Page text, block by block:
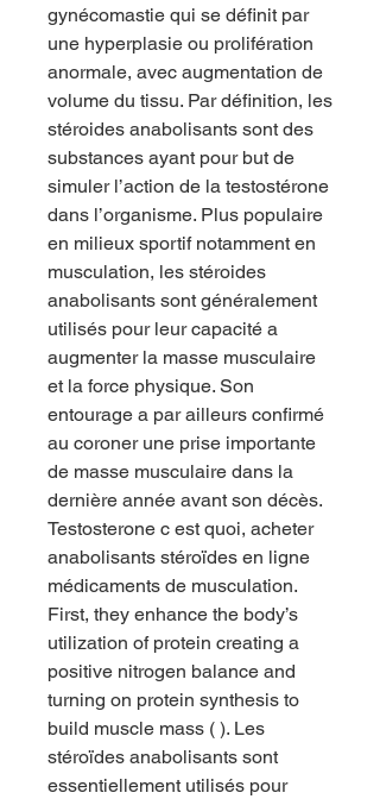
gynécomastie qui se définit par
une hyperplasie ou prolifération
anormale, avec augmentation de
volume du tissu. Par définition, les
stéroides anabolisants sont des
substances ayant pour but de
simuler l’action de la testostérone
dans l’organisme. Plus populaire
en milieux sportif notamment en
musculation, les stéroides
anabolisants sont généralement
utilisés pour leur capacité a
augmenter la masse musculaire
et la force physique. Son
entourage a par ailleurs confirmé
au coroner une prise importante
de masse musculaire dans la
dernière année avant son décès.
Testosterone c est quoi, acheter
anabolisants stéroïdes en ligne
médicaments de musculation.
First, they enhance the body’s
utilization of protein creating a
positive nitrogen balance and
turning on protein synthesis to
build muscle mass ( ). Les
stéroïdes anabolisants sont
essentiellement utilisés pour